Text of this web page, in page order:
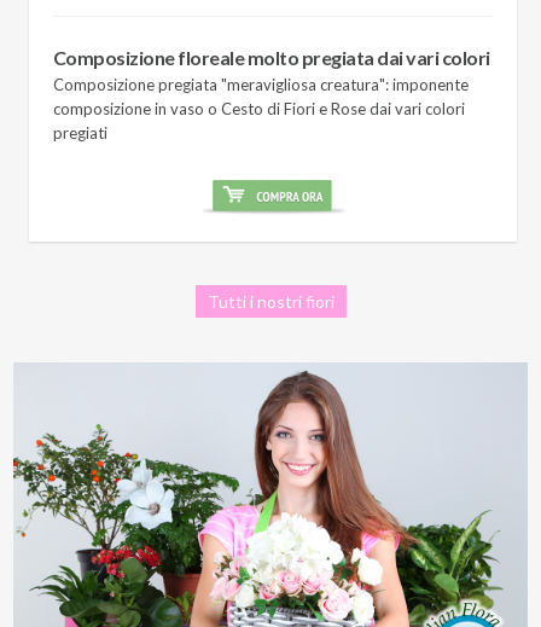
Composizione floreale molto pregiata dai vari colori
Composizione pregiata "meravigliosa creatura": imponente
composizione in vaso o Cesto di Fiori e Rose dai vari colori
pregiati
Tutti i nostri fiori